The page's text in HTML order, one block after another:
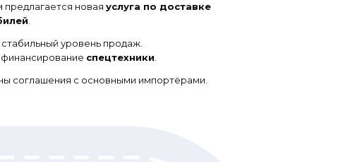
предлагается новая услуга по доставке
уровень продаж.
спецтехники
соглашения с основными импортёрами.